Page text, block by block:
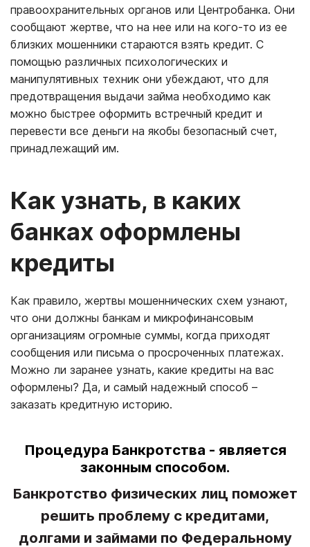
правоохранительных органов или Центробанка. Они
сообщают жертве, что на нее или на кого-то из ее
близких мошенники стараются взять кредит. С
помощью различных психологических и
манипулятивных техник они убеждают, что для
предотвращения выдачи займа необходимо как
можно быстрее оформить встречный кредит и
перевести все деньги на якобы безопасный счет,
принадлежащий им.
Как узнать, в каких
банках оформлены
кредиты
Как правило, жертвы мошеннических схем узнают,
что они должны банкам и микрофинансовым
организациям огромные суммы, когда приходят
сообщения или письма о просроченных платежах.
Можно ли заранее узнать, какие кредиты на вас
оформлены? Да, и самый надежный способ –
заказать кредитную историю.
Процедура Банкротства - является
законным способом.
Банкротство физических лиц поможет
решить проблему с кредитами,
долгами и займами по Федеральному